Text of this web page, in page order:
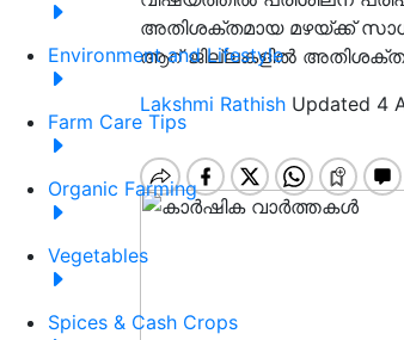
Environment and Lifestyle
Farm Care Tips
Organic Farming
Vegetables
Spices & Cash Crops
അതിശക്തമായ മഴയ്ക്ക്
ആറ് ജില്ലകളിൽ
Lakshmi Rathish Updated 4